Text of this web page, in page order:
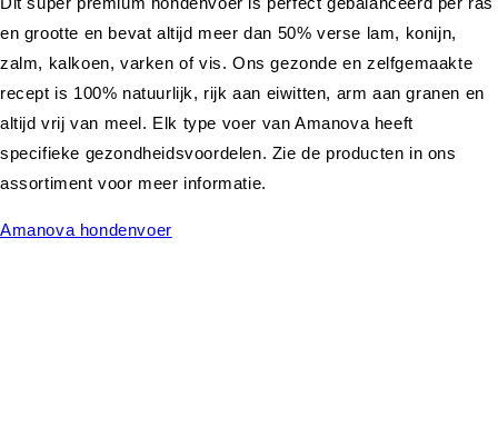
en grootte en bevat altijd meer dan 50% verse lam, konijn,
zalm, kalkoen, varken of vis. Ons gezonde en zelfgemaakte
recept is 100% natuurlijk, rijk aan eiwitten, arm aan granen en
altijd vrij van meel. Elk type voer van Amanova heeft
specifieke gezondheidsvoordelen. Zie de producten in ons
assortiment voor meer informatie.
Amanova hondenvoer